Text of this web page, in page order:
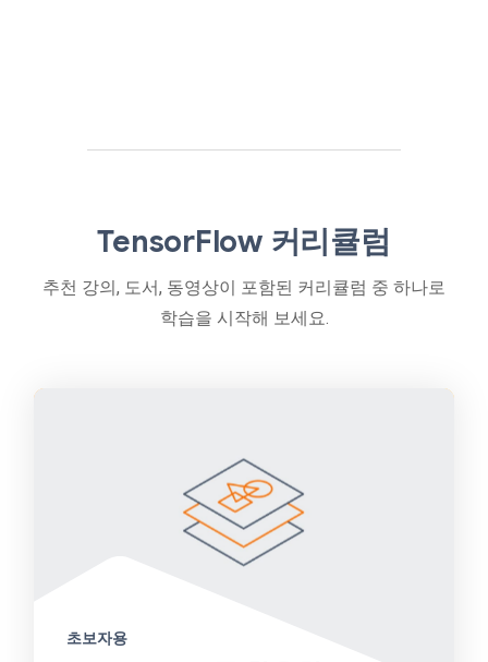
TensorFlow 커리큘럼
추천 강의, 도서, 동영상이 포함된 커리큘럼 중 하나로
학습을 시작해 보세요.
초보자용